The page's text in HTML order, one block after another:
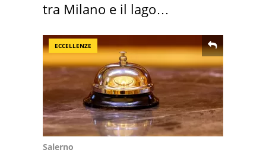
tra Milano e il lago
ECCELLENZE
Salerno